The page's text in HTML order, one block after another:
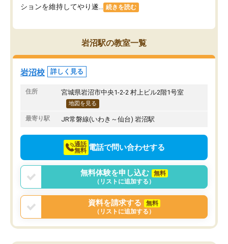
ションを維持してやり遂...
続きを読む
岩沼駅の教室一覧
岩沼校 詳しく見る
住所 宮城県岩沼市中央1-2-2 村上ビル2階1号室
地図を見る
最寄り駅 JR常磐線(いわき～仙台) 岩沼駅
通話
無料 電話で問い合わせする
無料体験を申し込む
無料
（リストに追加する）
資料を請求する
無料
（リストに追加する）